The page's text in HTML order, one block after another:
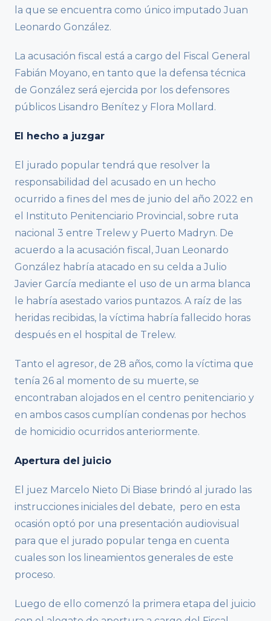
la que se encuentra como único imputado Juan
Leonardo González.
La acusación fiscal está a cargo del Fiscal General
Fabián Moyano, en tanto que la defensa técnica
de González será ejercida por los defensores
públicos Lisandro Benítez y Flora Mollard.
El hecho a juzgar
El jurado popular tendrá que resolver la
responsabilidad del acusado en un hecho
ocurrido a fines del mes de junio del año 2022 en
el Instituto Penitenciario Provincial, sobre ruta
nacional 3 entre Trelew y Puerto Madryn. De
acuerdo a la acusación fiscal, Juan Leonardo
González habría atacado en su celda a Julio
Javier García mediante el uso de un arma blanca
le habría asestado varios puntazos. A raíz de las
heridas recibidas, la víctima habría fallecido horas
después en el hospital de Trelew.
Tanto el agresor, de 28 años, como la víctima que
tenía 26 al momento de su muerte, se
encontraban alojados en el centro penitenciario y
en ambos casos cumplían condenas por hechos
de homicidio ocurridos anteriormente.
Apertura del juicio
El juez Marcelo Nieto Di Biase brindó al jurado las
instrucciones iniciales del debate, pero en esta
ocasión optó por una presentación audiovisual
para que el jurado popular tenga en cuenta
cuales son los lineamientos generales de este
proceso.
Luego de ello comenzó la primera etapa del juicio